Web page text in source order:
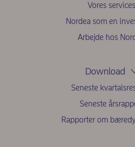
Vores services
Nordea som en
Arbejde hos
Download
Seneste
Seneste
Rapporter om